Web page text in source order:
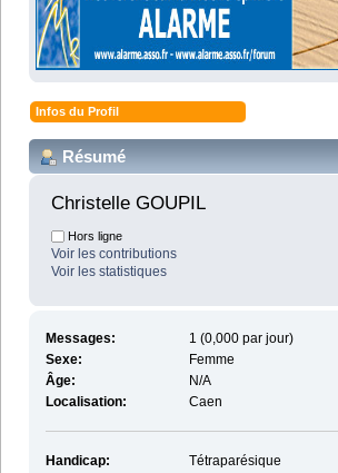
Infos du Profil
Résumé
Christelle GOUPIL
Hors ligne
Voir les contributions
Voir les statistiques
Messages:
1 (0,000 par jour)
Sexe:
Femme
Âge:
N/A
Localisation:
Caen
Handicap:
Tétraparésique